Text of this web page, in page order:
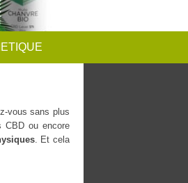
vous sans plus
CBD ou encore
. Et cela